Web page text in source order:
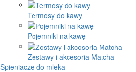
Termosy do kawy
Pojemniki na kawę
Zestawy i akcesoria Matcha
Spieniacze do mleka